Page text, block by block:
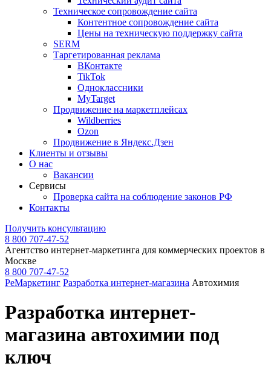
Техническое сопровождение сайта
Контентное сопровождение сайта
Цены на техническую поддержку сайта
SERM
Таргетированная реклама
ВКонтакте
TikTok
Одноклассники
MyTarget
Продвижение на маркетплейсах
Wildberries
Ozon
Продвижение в Яндекс.Дзен
Клиенты и отзывы
О нас
Вакансии
Сервисы
Проверка сайта на соблюдение законов РФ
Контакты
Получить консультацию
8 800 707-47-52
Агентство интернет-маркетинга для коммерческих проектов в
Москве
8 800 707-47-52
РеМаркетинг Разработка интернет-магазина Автохимия
Разработка интернет-
магазина автохимии под
ключ